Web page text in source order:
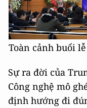
Toàn cảnh buổi lễ
Sự ra đời của
Công nghệ mô
định hướng đi